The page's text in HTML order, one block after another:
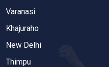
Varanasi
Khajuraho
New Delhi
Thimpu